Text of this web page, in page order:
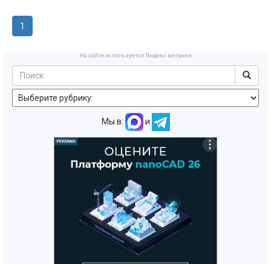
1
На сайте используется Яндекс метрика
Мы в: и